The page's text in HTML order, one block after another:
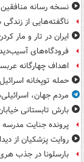
نسخه رسانه منافقین
ناگفته‌هایی از
ایران در تار و مار
فرودگاه‌های
اهداف چهارگانه
حمله توپخانه
مردم جهان،
بارش تابستانی
پرونده جنایت
روایت پزشکیان از دیدار ۷ ساعته با رهبر
بارسلونا در جذب